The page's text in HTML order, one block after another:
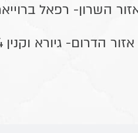
רפאל ברוייאר 054-
גיורא וקנין 050-9034294